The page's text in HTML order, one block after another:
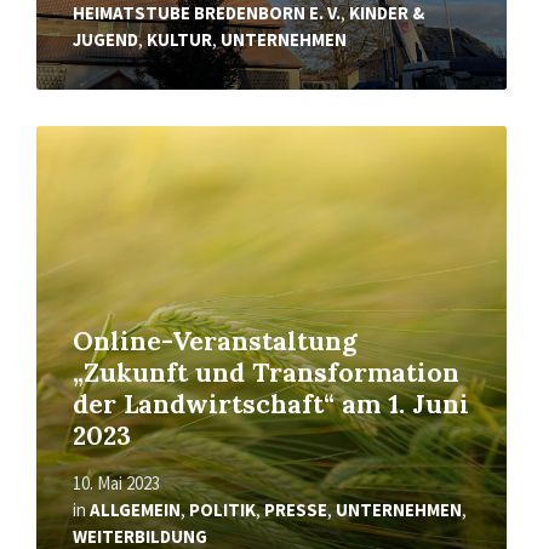
HEIMATSTUBE BREDENBORN E. V.,KINDER &
JUGEND,KULTUR, UNTERNEHMEN
Online-Veranstaltung
„Zukunft und Transformation
der Landwirtschaft“ am 1. Juni
2023
10. Mai 2023
inALLGEMEIN,POLITIK,PRESSE,UNTERNEHMEN,
WEITERBILDUNG
Mehr